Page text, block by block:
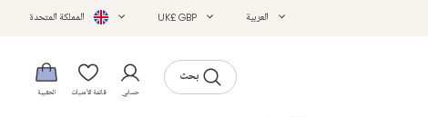
العربية UK£ GBP المملكة المتحدة
بحث
حسابي قائمة الأمنيات الحقيبة